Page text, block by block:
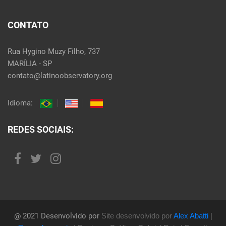
CONTATO
Rua Hygino Muzy Filho, 737
MARÍLIA - SP
contato@latinoobservatory.org
Idioma:
REDES SOCIAIS:
@ 2021 Desenvolvido porSite desenvolvido porAlex Abatti|